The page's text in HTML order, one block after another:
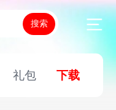
礼包 下载